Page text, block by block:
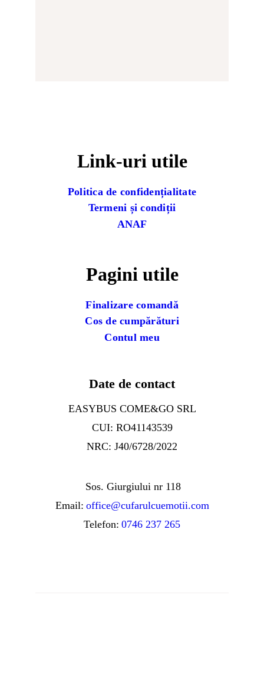
Link-uri utile
Politica de confidențialitate
Termeni și condiții
ANAF
Pagini utile
Finalizare comandă
Cos de cumpărături
Contul meu
Date de contact
EASYBUS COME&GO SRL
CUI: RO41143539
NRC: J40/6728/2022
Sos. Giurgiului nr 118
Email: office@cufarulcuemotii.com
Telefon: 0746 237 265